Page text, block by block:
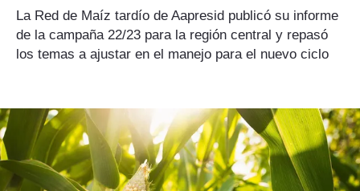
Lechería
Tecnología
Maquinaria agrícola
Regionales
Clima
Agronegocios
La Red de Maíz tardío de Aapresid publicó su informe
de la campaña 22/23 para la región central y repasó
los temas a ajustar en el manejo para el nuevo ciclo